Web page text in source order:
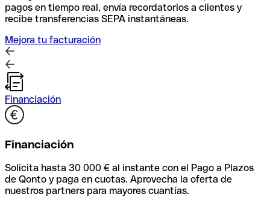
pagos en tiempo real, envía recordatorios a clientes y
recibe transferencias SEPA instantáneas.
Mejora tu facturación
Financiación
Financiación
Solicita hasta 30 000 € al instante con el Pago a Plazos
de Qonto y paga en cuotas. Aprovecha la oferta de
nuestros partners para mayores cuantías.